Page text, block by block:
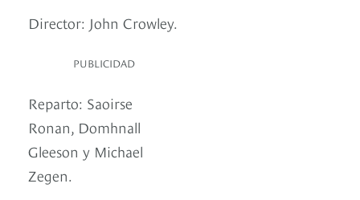
Director: John Crowley.
PUBLICIDAD
Reparto: Saoirse
Ronan, Domhnall
Gleeson y Michael
Zegen.